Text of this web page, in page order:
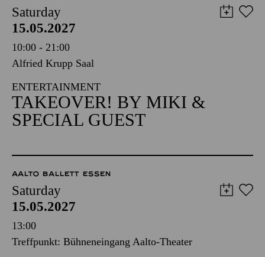
Saturday
15.05.2027
10:00 - 21:00
Alfried Krupp Saal
ENTERTAINMENT
TAKEOVER! BY MIKI &
SPECIAL GUEST
AALTO BALLETT ESSEN
Saturday
15.05.2027
13:00
Treffpunkt: Bühneneingang Aalto-Theater